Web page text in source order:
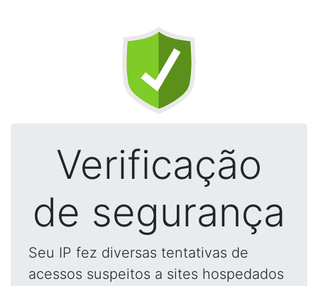
Verificação
de segurança
Seu IP fez diversas tentativas de
acessos suspeitos a sites hospedados